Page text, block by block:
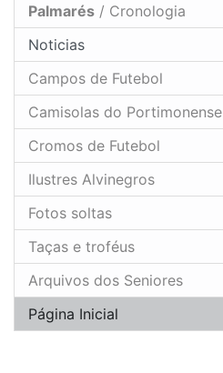
Palmarés / Cronologia
Noticias
Campos de Futebol
Camisolas do Portimonense
Cromos de Futebol
Ilustres Alvinegros
Fotos soltas
Taças e troféus
Arquivos dos Seniores
Página Inicial